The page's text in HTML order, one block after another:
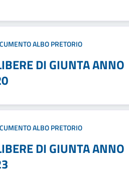
ALBO PRETORIO
DI GIUNTA ANNO
ALBO PRETORIO
DI GIUNTA ANNO